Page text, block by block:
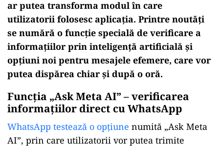
ar putea transforma modul în care
utilizatorii folosesc aplicația. Printre noutăți
se numără o funcție specială de verificare a
informațiilor prin inteligență artificială și
opțiuni noi pentru mesajele efemere, care vor
putea dispărea chiar și după o oră.
Funcția „Ask Meta AI” – verificarea
informațiilor direct cu WhatsApp
WhatsApp testează o opțiune numită „Ask Meta
AI”, prin care utilizatorii vor putea trimite